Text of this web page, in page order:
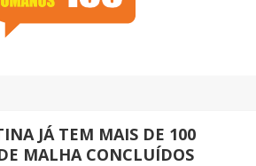
JÁ TEM MAIS DE 100
MALHA CONCLUÍDOS